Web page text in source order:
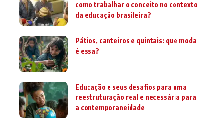
como trabalhar o conceito no contexto
da educação brasileira?
Pátios, canteiros e quintais: que moda
é essa?
Educação e seus desafios para uma
reestruturação real e necessária para
a contemporaneidade